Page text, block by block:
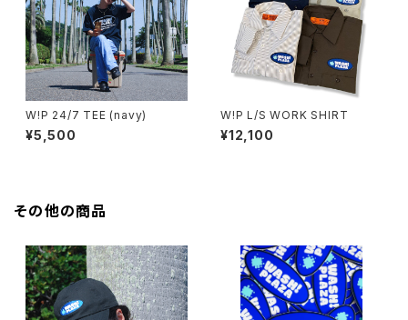
W!P 24/7 TEE (navy)
¥5,500
W!P L/S WORK SHIRT
¥12,100
その他の商品